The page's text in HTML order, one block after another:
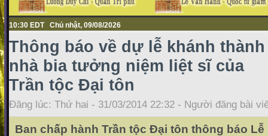
10:30 EDT Chủ nhật, 09/08/2026
Thông báo về dự lễ khánh thành
nhà bia tưởng niệm liệt sĩ của
Trần tộc Đại tôn
Đăng lúc: Thứ hai - 31/03/2014 22:32 - Người đăng bài
Ban chấp hành Trần tộc Đại tôn thông báo